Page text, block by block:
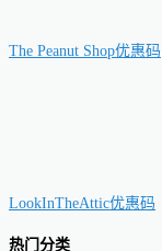
The Peanut Shop优惠码
LookInTheAttic优惠码
热门分类